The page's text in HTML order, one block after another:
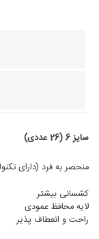
سایز 6 (26 عددی)
منحصر به فرد (دارای تکنولوژی
کشسانی بیشتر
لایه محافظ عمودی
راحت و انعطاف پذیر